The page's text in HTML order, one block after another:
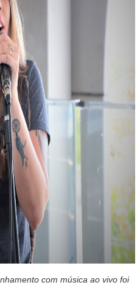
com música ao vivo foi